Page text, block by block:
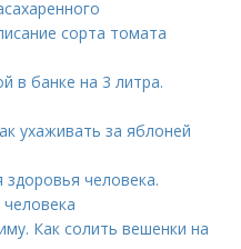
сорта томата
в банке на 3 литра.
ухаживать за яблоней
человека.
Как солить вешенки на